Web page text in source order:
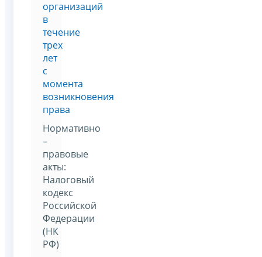
организаций
в
течение
трех
лет
с
момента
возникновения
права
Нормативно
–
правовые
акты:
Налоговый
кодекс
Российской
Федерации
(НК
РФ)